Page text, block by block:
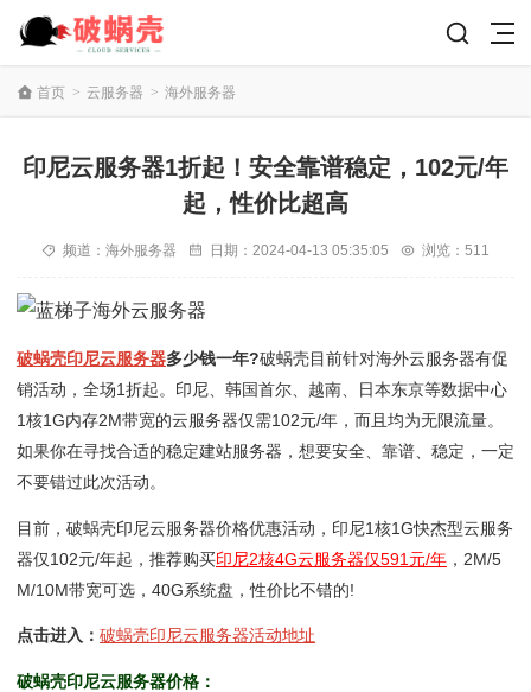
首页 > 云服务器 > 海外服务器
印尼云服务器1折起！安全靠谱稳定，102元/年
起，性价比超高
频道： 海外服务器 日期： 2024-04-13 05:35:05 浏览：511
破蜗壳印尼云服务器多少钱一年?破蜗壳目前针对海外云服务器有促
销活动，全场1折起。印尼、韩国首尔、越南、日本东京等数据中心
1核1G内存2M带宽的云服务器仅需102元/年，而且均为无限流量。
如果你在寻找合适的稳定建站服务器，想要安全、靠谱、稳定，一定
不要错过此次活动。
目前，破蜗壳印尼云服务器价格优惠活动，印尼1核1G快杰型云服务
器仅102元/年起，推荐购买印尼2核4G云服务器仅591元/年 ，2M/5
M/10M带宽可选，40G系统盘，性价比不错的!
点击进入： 破蜗壳印尼云服务器活动地址
破蜗壳印尼云服务器价格：